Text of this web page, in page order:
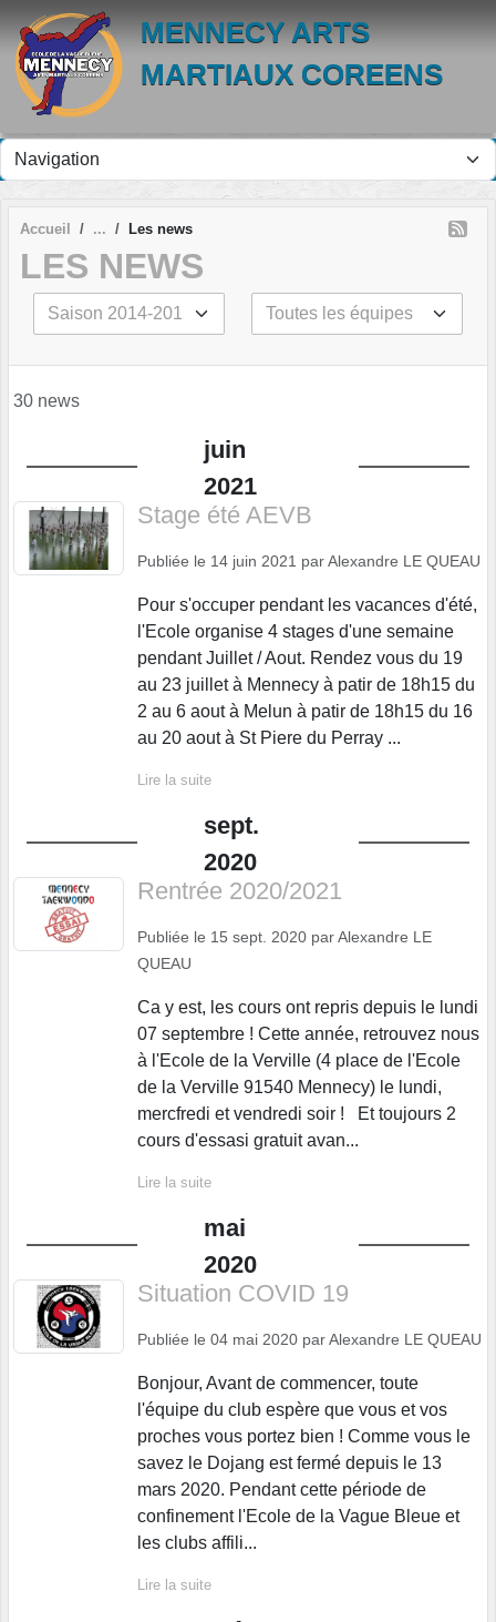
MENNECY ARTS
MARTIAUX COREENS
Accueil Les news
LES NEWS
30 news
juin
2021
Stage été AEVB
Publiée le 14 juin 2021 parAlexandre LE QUEAU
Pour s'occuper pendant les vacances d'été,
l'Ecole organise 4 stages d'une semaine
pendant Juillet / Aout. Rendez vous du 19
au 23 juillet à Mennecy à patir de 18h15 du
2 au 6 aout à Melun à patir de 18h15 du 16
au 20 aout à St Piere du Perray ...
Lire la suite
sept.
2020
Rentrée 2020/2021
Publiée le 15 sept. 2020 parAlexandre LE
QUEAU
Ca y est, les cours ont repris depuis le lundi
07 septembre ! Cette année, retrouvez nous
à l'Ecole de la Verville (4 place de l'Ecole
de la Verville 91540 Mennecy) le lundi,
mercfredi et vendredi soir ! Et toujours 2
cours d'essasi gratuit avan...
Lire la suite
mai
2020
Situation COVID 19
Publiée le 04 mai 2020 parAlexandre LE QUEAU
Bonjour, Avant de commencer, toute
l'équipe du club espère que vous et vos
proches vous portez bien ! Comme vous le
savez le Dojang est fermé depuis le 13
mars 2020. Pendant cette période de
confinement l'Ecole de la Vague Bleue et
les clubs affili...
Lire la suite
Panneau de gestion des cookies